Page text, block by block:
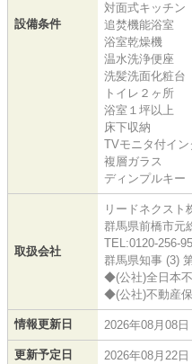
設備条件
対面式キッチン
追焚機能浴室
浴室乾燥機
温水洗浄便座
洗髪洗面化粧台
トイレ２ヶ所
浴室１坪以上
床下収納
TVモニタ付イン
複層ガラス
ディンプルキー
取扱会社
リードネクスト
群馬県前橋市元
TEL:0120-256-
群馬県知事 (3)
◆(公社)全日本
◆(公社)不動産
情報更新日 2026年08月08日
更新予定日 2026年08月22日